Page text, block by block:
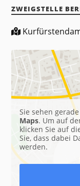
ZWEIGSTELLE
Sie sehen
Maps. Um auf
klicken Sie auf
Sie, dass dabei
werden.